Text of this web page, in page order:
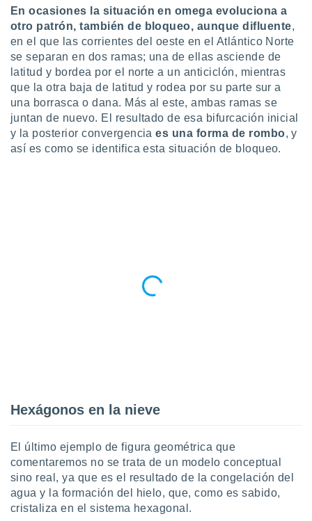
En ocasiones la situación en omega evoluciona a
otro patrón, también de bloqueo, aunque difluente,
en el que las corrientes del oeste en el Atlántico Norte
se separan en dos ramas; una de ellas asciende de
latitud y bordea por el norte a un anticiclón, mientras
que la otra baja de latitud y rodea por su parte sur a
una borrasca o dana. Más al este, ambas ramas se
juntan de nuevo. El resultado de esa bifurcación inicial
y la posterior convergencia es una forma de rombo, y
así es como se identifica esta situación de bloqueo.
Hexágonos en la nieve
El último ejemplo de figura geométrica que
comentaremos no se trata de un modelo conceptual
sino real, ya que es el resultado de la congelación del
agua y la formación del hielo, que, como es sabido,
cristaliza en el sistema hexagonal.